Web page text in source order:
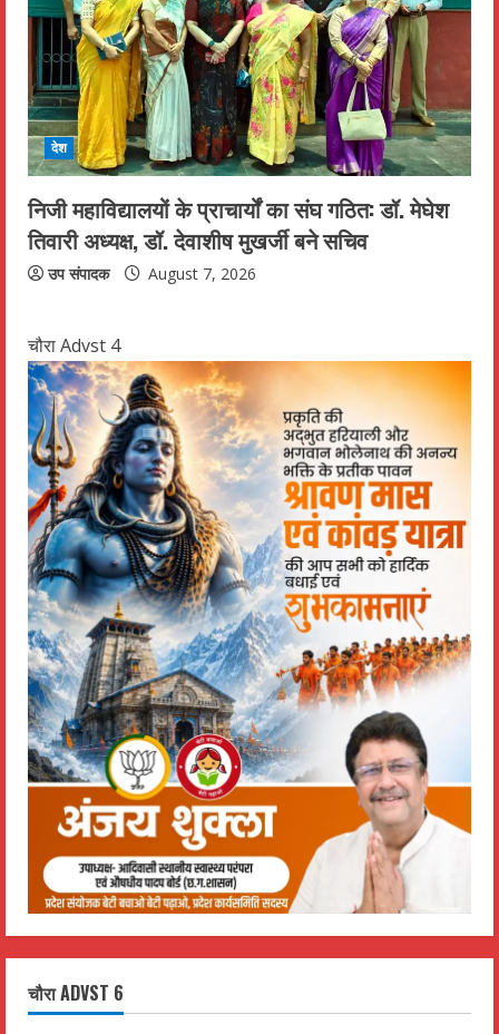
देश
निजी महाविद्यालयों के प्राचार्यों का संघ गठित: डॉ. मेघेश
तिवारी अध्यक्ष, डॉ. देवाशीष मुखर्जी बने सचिव
उप संपादक August 7, 2026
चौरा Advst 4
चौरा ADVST 6